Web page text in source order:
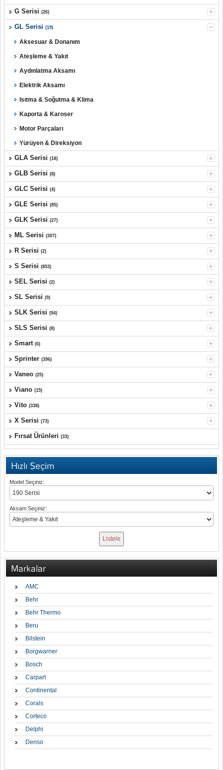
G Serisi (26)
GL Serisi (19)
Aksesuar & Donanım
Ateşleme & Yakıt
Aydınlatma Aksamı
Elektrik Aksamı
Isıtma & Soğutma & Klima
Kaporta & Karoser
Motor Parçaları
Yürüyen & Direksiyon
GLA Serisi (18)
GLB Serisi (8)
GLC Serisi (4)
GLE Serisi (85)
GLK Serisi (27)
ML Serisi (307)
R Serisi (2)
S Serisi (853)
SEL Serisi (2)
SL Serisi (9)
SLK Serisi (94)
SLS Serisi (8)
Smart (6)
Sprinter (396)
Vaneo (25)
Viano (15)
Vito (338)
X Serisi (73)
Fırsat Ürünleri (33)
Hızlı Seçim
Model Seçiniz:
Aksam Seçiniz:
Markalar
AMC
Behr
Behr Thermo
Beru
Bilstein
Borgwarner
Bosch
Carpart
Continental
Corals
Corteco
Delphi
Denso